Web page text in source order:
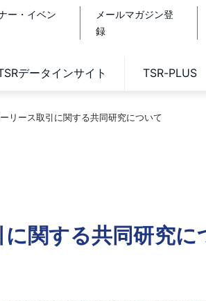
ー・イベン
メールマガジン登
録
データインサイト TSR-PLUS
リース取引に関する共同研究について
関する共同研究に